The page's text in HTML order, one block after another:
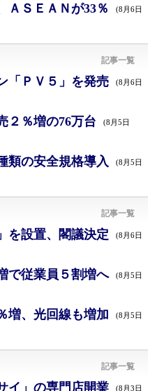
ＡＳＥＡＮが33％ (8月6日
記事一覧
「ＰＶ５」を発売 (8月6日
２％増の76万台 (8月5日
類の安全規格導入 (8月5日
記事一覧
を設置、閣議決定 (8月6日
で従業員５割増へ (8月5日
増、光回線も増加 (8月5日
記事一覧
イ」の専門店開業 (8月3日